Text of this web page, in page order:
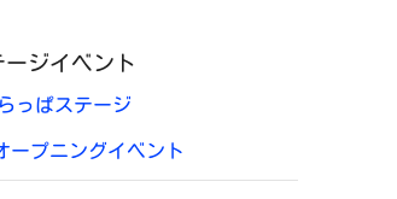
ージイベント
っぱステージ
ープニングイベント